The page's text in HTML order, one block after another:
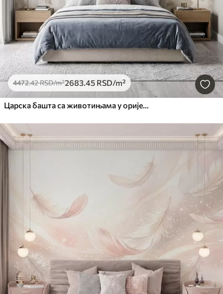
4472.42RSD/m²2683.45 RSD/m²
Царска башта са животињама у оријенталном стилу — мајмуном, леопардом, тигром, пауном и чапљом